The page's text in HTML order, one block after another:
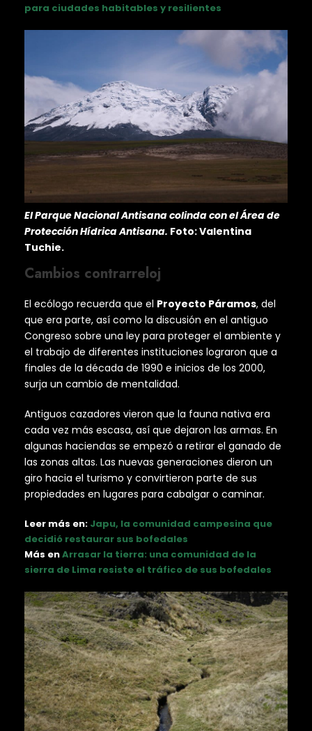
para ciudades habitables y resilientes
El Parque Nacional Antisana colinda con el Área de
Protección Hídrica Antisana. Foto: Valentina
Tuchie.
Cambios contrarreloj
El ecólogo recuerda que el Proyecto Páramos, del
que era parte, así como la discusión en el antiguo
Congreso sobre una ley para proteger el ambiente y
el trabajo de diferentes instituciones lograron que a
finales de la década de 1990 e inicios de los 2000,
surja un cambio de mentalidad.
Antiguos cazadores vieron que la fauna nativa era
cada vez más escasa, así que dejaron las armas. En
algunas haciendas se empezó a retirar el ganado de
las zonas altas. Las nuevas generaciones dieron un
giro hacia el turismo y convirtieron parte de sus
propiedades en lugares para cabalgar o caminar.
Leer más en: Japu, la comunidad campesina que
decidió restaurar sus bofedales
Más enArrasar la tierra: una comunidad de la
sierra de Lima resiste el tráfico de sus bofedales